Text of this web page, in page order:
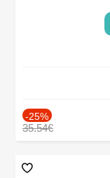
-25%
35.54€